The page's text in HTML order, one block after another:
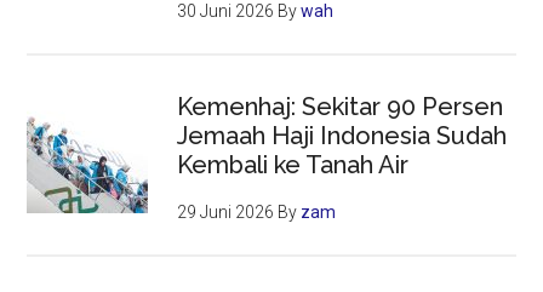
30 Juni 2026 Bywah
Kemenhaj: Sekitar 90 Persen
Jemaah Haji Indonesia Sudah
Kembali ke Tanah Air
29 Juni 2026 By zam